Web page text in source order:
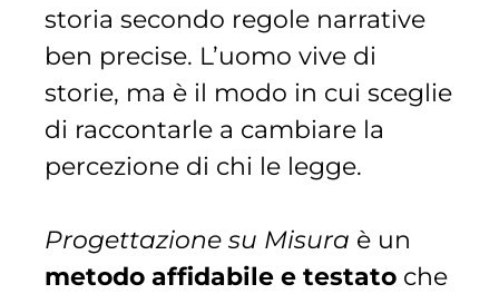
storia secondo regole narrative
ben precise. L’uomo vive di
storie, ma è il modo in cui sceglie
di raccontarle a cambiare la
percezione di chi le legge.
Progettazione su Misura è un
metodo affidabile e testato che